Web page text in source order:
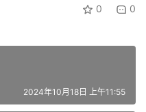
0 0
2024年10月18日 上午11:55